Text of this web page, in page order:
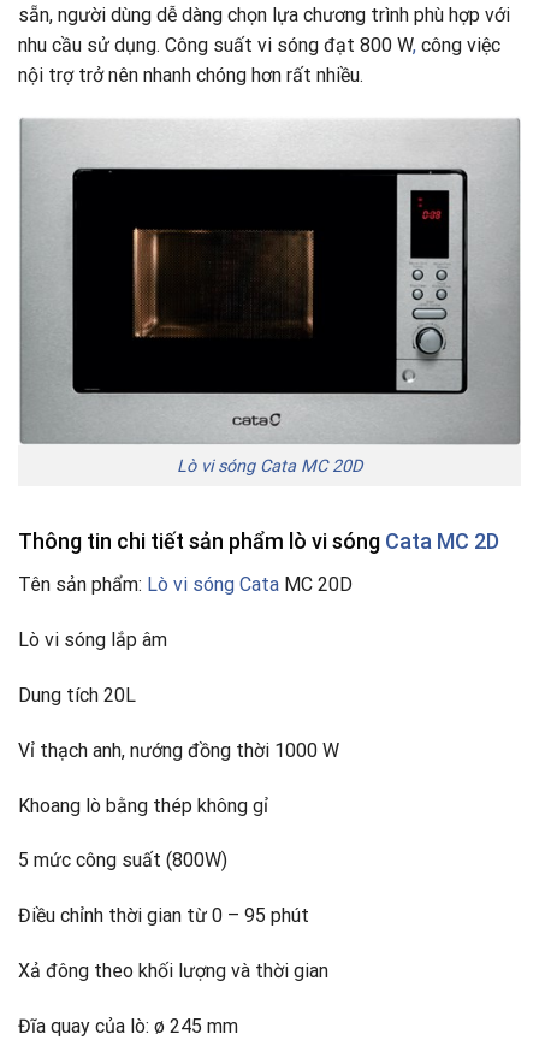
sẵn, người dùng dễ dàng chọn lựa chương trình phù hợp với
nhu cầu sử dụng. Công suất vi sóng đạt 800 W, công việc
nội trợ trở nên nhanh chóng hơn rất nhiều.
Lò vi sóng Cata MC 20D
Thông tin chi tiết sản phẩm lò vi sóng Cata MC 2D
Tên sản phẩm: Lò vi sóng Cata MC 20D
Lò vi sóng lắp âm
Dung tích 20L
Vỉ thạch anh, nướng đồng thời 1000 W
Khoang lò bằng thép không gỉ
5 mức công suất (800W)
Điều chỉnh thời gian từ 0 – 95 phút
Xả đông theo khối lượng và thời gian
Đĩa quay của lò: ø 245 mm